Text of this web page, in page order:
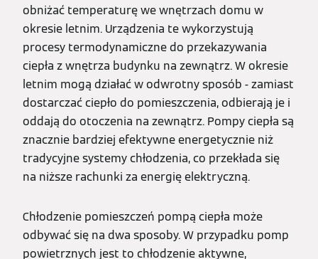
obniżać temperaturę we wnętrzach domu w
okresie letnim. Urządzenia te wykorzystują
procesy termodynamiczne do przekazywania
ciepła z wnętrza budynku na zewnątrz. W okresie
letnim mogą działać w odwrotny sposób - zamiast
dostarczać ciepło do pomieszczenia, odbierają je i
oddają do otoczenia na zewnątrz. Pompy ciepła są
znacznie bardziej efektywne energetycznie niż
tradycyjne systemy chłodzenia, co przekłada się
na niższe rachunki za energię elektryczną.
Chłodzenie pomieszczeń pompą ciepła może
odbywać się na dwa sposoby. W przypadku pomp
powietrznych jest to chłodzenie aktywne,